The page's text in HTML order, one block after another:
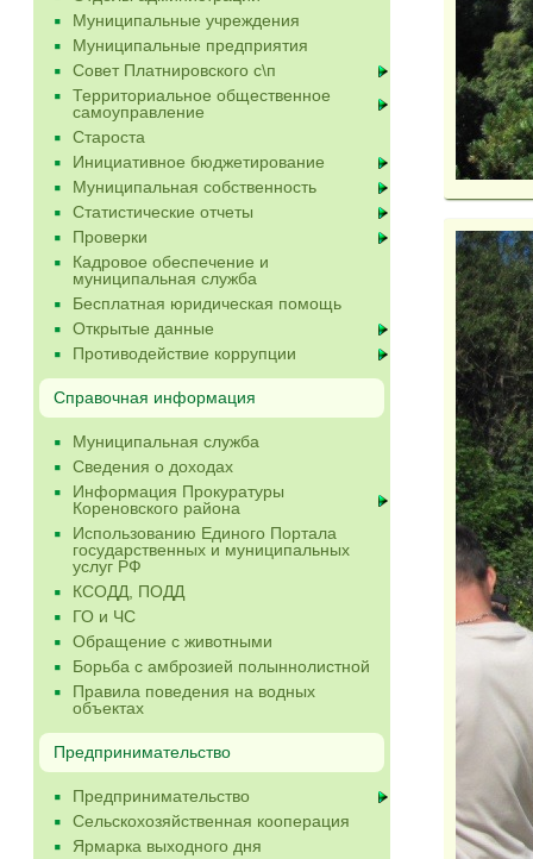
Муниципальные учреждения
Муниципальные предприятия
Совет Платнировского с\п
Территориальное общественное
самоуправление
Староста
Инициативное бюджетирование
Муниципальная собственность
Статистические отчеты
Проверки
Кадровое обеспечение и
муниципальная служба
Бесплатная юридическая помощь
Открытые данные
Противодействие коррупции
Справочная информация
Муниципальная служба
Сведения о доходах
Информация Прокуратуры
Кореновского района
Использованию Единого Портала
государственных и муниципальных
услуг РФ
КСОДД, ПОДД
ГО и ЧС
Обращение с животными
Борьба с амброзией полыннолистной
Правила поведения на водных
объектах
Предпринимательство
Предпринимательство
Сельскохозяйственная кооперация
Ярмарка выходного дня